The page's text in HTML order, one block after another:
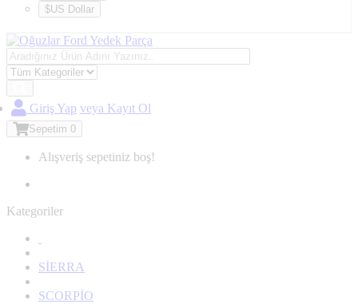
$US Dollar
Giriş Yap veya Kayıt Ol
Sepetim 0
Alışveriş sepetiniz boş!
Kategoriler
SİERRA
SCORPİO